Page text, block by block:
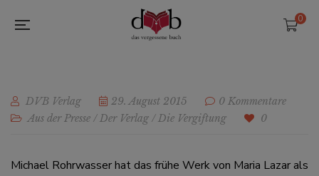
0
DVB Verlag 29. August 2015
0 Kommentare
Aus der Presse /Der Verlag /Die Vergiftung 0
Michael Rohrwasser hat das frühe Werk von Maria Lazar als